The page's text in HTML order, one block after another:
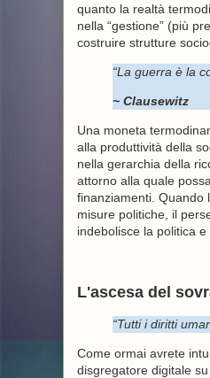
quanto la realtà
nella “gestione” (più
costruire strutture
“La guerra è la
~ Clausewitz
Una moneta
alla produttività della
nella gerarchia della
attorno alla quale
finanziamenti. Quando
misure politiche, il
indebolisce la politica
L'ascesa del
“Tutti i diritti
Come ormai avrete
disgregatore digitale